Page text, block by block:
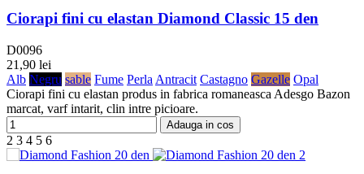
Ciorapi fini cu elastan Diamond Classic 15 den
D0096
21,90 lei
Alb Negru sable Fume Perla Antracit Castagno Gazelle Opal
Ciorapi fini cu elastan produs in fabrica romaneasca Adesgo Bazon
marcat, varf intarit, clin intre picioare.
Adauga in cos
2 3 4 5 6